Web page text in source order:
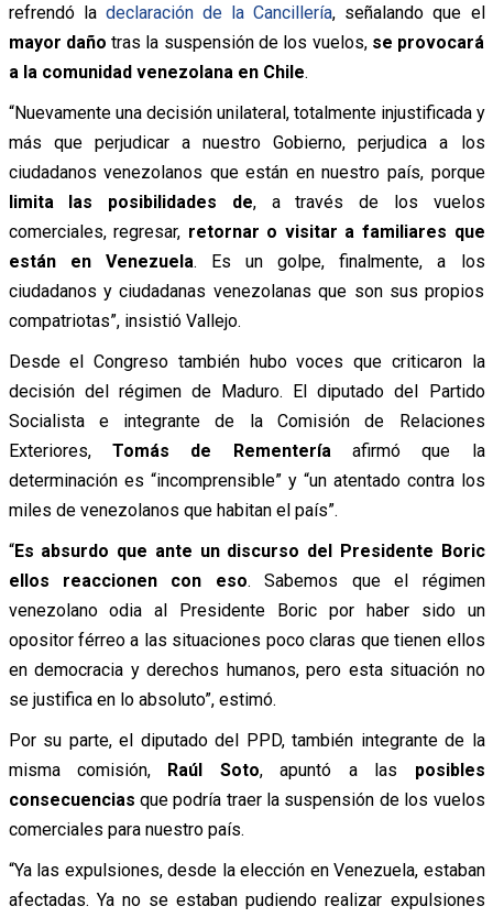
refrendó la declaración de la Cancillería, señalando que el
mayor daño tras la suspensión de los vuelos,se provocará
a la comunidad venezolana en Chile.
“Nuevamente una decisión unilateral, totalmente injustificada y
más que perjudicar a nuestro Gobierno, perjudica a los
ciudadanos venezolanos que están en nuestro país, porque
limita las posibilidades de, a través de los vuelos
comerciales, regresar, retornar o visitar a familiares que
están en Venezuela. Es un golpe, finalmente, a los
ciudadanos y ciudadanas venezolanas que son sus propios
compatriotas”, insistió Vallejo.
Desde el Congreso también hubo voces que criticaron la
decisión del régimen de Maduro. El diputado del Partido
Socialista e integrante de la Comisión de Relaciones
Exteriores, Tomás de Rementería afirmó que la
determinación es “incomprensible” y “un atentado contra los
miles de venezolanos que habitan el país”.
“Es absurdo que ante un discurso del Presidente Boric
ellos reaccionen con eso. Sabemos que el régimen
venezolano odia al Presidente Boric por haber sido un
opositor férreo a las situaciones poco claras que tienen ellos
en democracia y derechos humanos, pero esta situación no
se justifica en lo absoluto”, estimó.
Por su parte, el diputado del PPD, también integrante de la
misma comisión, Raúl Soto, apuntó a las posibles
consecuencias que podría traer la suspensión de los vuelos
comerciales para nuestro país.
“Ya las expulsiones, desde la elección en Venezuela, estaban
afectadas. Ya no se estaban pudiendo realizar expulsiones